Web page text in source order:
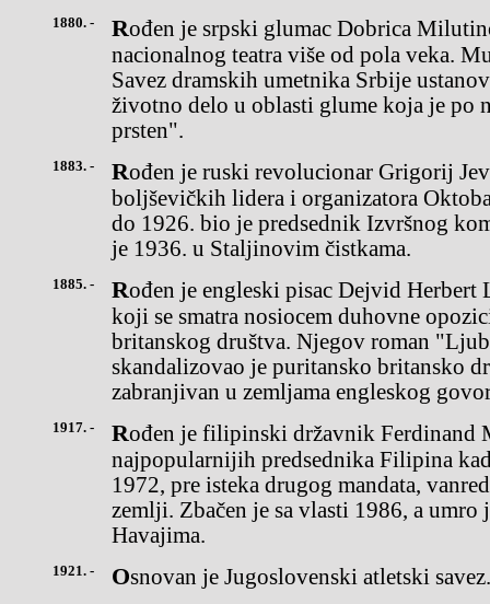
1880. - Rođen je srpski glumac Dobrica Milutinović, prvak Drame
nacionalnog teatra više od pola veka.
Savez dramskih umetnika Srbije
životno delo u oblasti glume koja je po
prsten".
1883. - Rođen je ruski revolucionar Grigorij Jevsejevič Zinovjev, jedan od
boljševičkih lidera i organizatora
do 1926. bio je predsednik Izvršnog
je 1936. u Staljinovim čistkama.
1885. - Rođen je engleski pisac Dejvid Herbert Lorens (David, Lanjrence),
koji se smatra nosiocem duhovne
britanskog društva. Njegov roman
skandalizovao je puritansko britansko
zabranjivan u zemljama engleskog
1917. - Rođen je filipinski državnik Ferdinand Markos (Marcos). Jedan od
najpopularnijih predsednika Filipina
1972, pre isteka drugog mandata,
zemlji. Zbačen je sa vlasti 1986, a
Havajima.
1921. - Osnovan je Jugoslovenski atletski savez.